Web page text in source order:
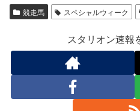
競走馬 スペシャルウィーク
スタリオン速報